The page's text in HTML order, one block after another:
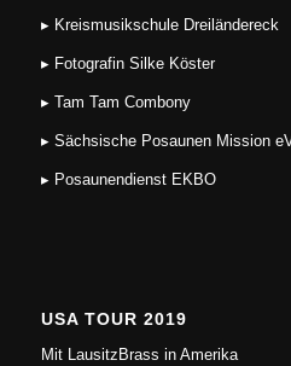
▸ Kreismusikschule Dreiländereck
▸ Fotografin Silke Köster
▸ Tam Tam Combony
▸ Sächsische Posaunen Mission
▸ Posaunendienst EKBO
USA TOUR 2019
Mit LausitzBrass in Amerika